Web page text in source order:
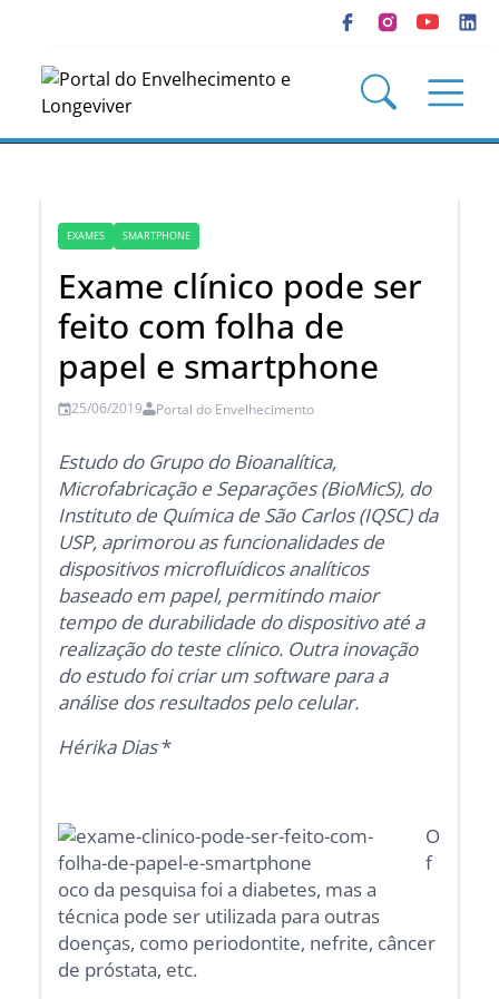
EXAMES SMARTPHONE
Exame clínico pode ser
feito com folha de
papel e smartphone
25/06/2019 Portal do Envelhecimento
Estudo do Grupo do Bioanalítica,
Microfabricação e Separações (BioMicS), do
Instituto de Química de São Carlos (IQSC) da
USP, aprimorou as funcionalidades de
dispositivos microfluídicos analíticos
baseado em papel, permitindo maior
tempo de durabilidade do dispositivo até a
realização do teste clínico. Outra inovação
do estudo foi criar um software para a
análise dos resultados pelo celular.
Hérika Dias*
O
f
oco da pesquisa foi a diabetes, mas a
técnica pode ser utilizada para outras
doenças, como periodontite, nefrite, câncer
de próstata, etc.